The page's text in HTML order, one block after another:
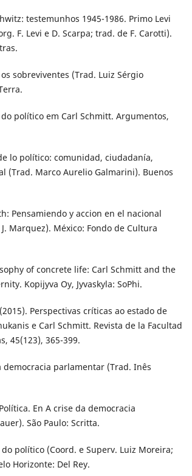
testemunhos 1945-1986. Primo Levi
F. Levi e D. Scarpa; trad. de F. Carotti).
sobreviventes (Trad. Luiz Sérgio
político em Carl Schmitt. Argumentos,
lo político: comunidad, ciudadanía,
(Trad. Marco Aurelio Galmarini). Buenos
Pensamiendo y accion en el nacional
Marquez). México: Fondo de Cultura
of concrete life: Carl Schmitt and the
Kopijyva Oy, Jyvaskyla: SoPhi.
Perspectivas críticas ao estado de
e Carl Schmitt. Revista de la Facultad
45(123), 365-399.
democracia parlamentar (Trad. Inês
En A crise da democracia
São Paulo: Scritta.
político (Coord. e Superv. Luiz Moreira;
Horizonte: Del Rey.